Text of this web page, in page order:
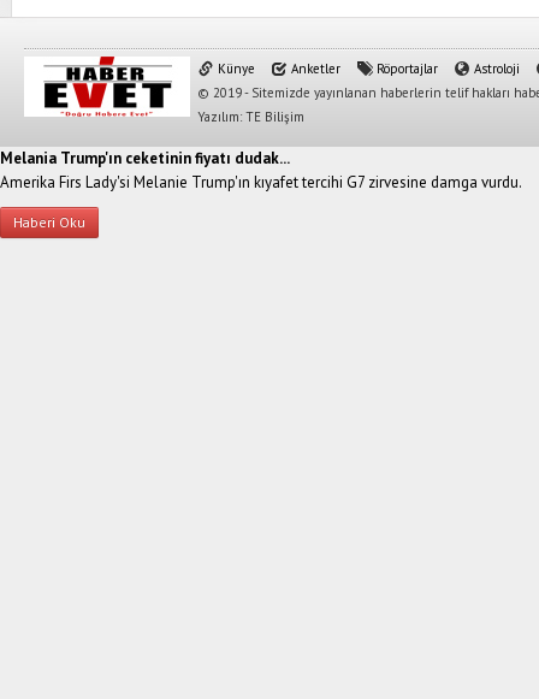
Künye Anketler Röportajlar
Astroloji
© 2019 - Sitemizde yayınlanan haberlerin telif hakları
Yazılım: TE Bilişim
Melania Trump'ın ceketinin fiyatı dudak...
Amerika Firs Lady'si Melanie Trump'ın kıyafet tercihi G7 zirvesine damga vurdu.
Haberi Oku